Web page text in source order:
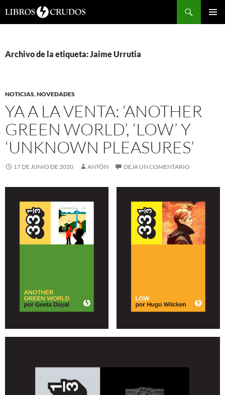
Archivo de la etiqueta: Jaime Urrutia
NOTICIAS,NOVEDADES
YA A LA VENTA: ‘ANOTHER
GREEN WORLD’, ‘LOW’ Y
‘UNKNOWN PLEASURES’
17 DE JUNIO DE 2020 ANTÓN DEJA UN COMENTARIO